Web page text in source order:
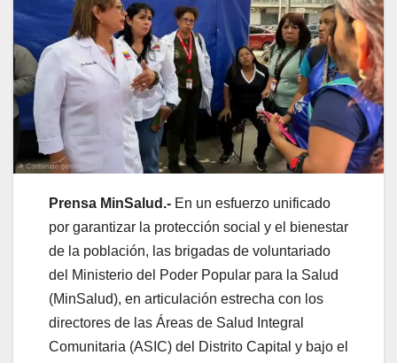
Prensa MinSalud.- En un esfuerzo unificado
por garantizar la protección social y el bienestar
de la población, las brigadas de voluntariado
del Ministerio del Poder Popular para la Salud
(MinSalud), en articulación estrecha con los
directores de las Áreas de Salud Integral
Comunitaria (ASIC) del Distrito Capital y bajo el